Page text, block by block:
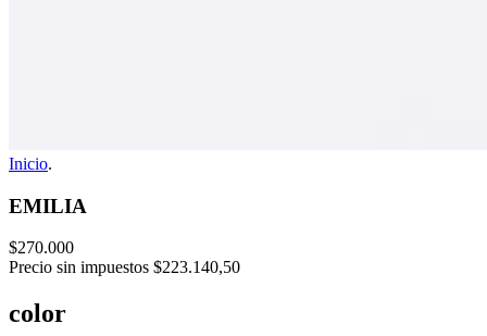
Inicio.
EMILIA
$270.000
Precio sin impuestos $223.140,50
color